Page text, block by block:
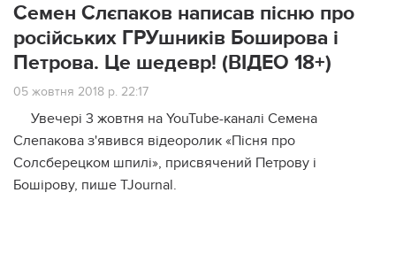
Семен Слєпаков написав пісню про
російських ГРУшників Боширова і
Петрова. Це шедевр! (ВІДЕО 18+)
05 жовтня 2018 р. 22:17
Увечері 3 жовтня на YouTube-каналі Семена
Слепакова з'явився відеоролик «Пісня про
Солсберецком шпилі», присвячений Петрову і
Бошірову, пише TJournal.